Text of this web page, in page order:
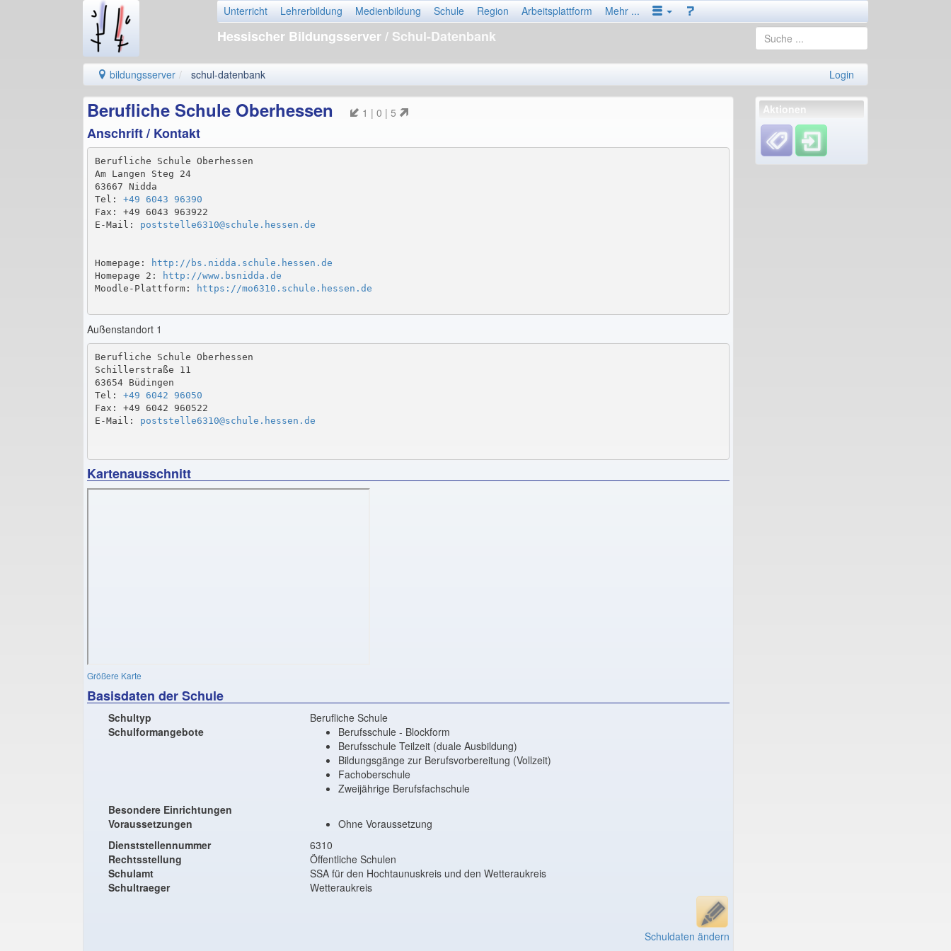
Unterricht Lehrerbildung Medienbildung Schule Region Arbeitsplattform Mehr ...
Hessischer Bildungsserver/ Schul-Datenbank
bildungsserver schul-datenbank Login
Berufliche Schule Oberhessen 1 | 0 | 5
Anschrift / Kontakt
Berufliche Schule Oberhessen
Am Langen Steg 24
63667 Nidda
Tel: +49 6043 96390
Fax: +49 6043 963922
E-Mail: poststelle6310@schule.hessen.de
Homepage:
http://bs.nidda.schule.hessen.de
Homepage 2:
http://www.bsnidda.de
Moodle-Plattform:
https://mo6310.schule.hessen.de
Außenstandort 1
Berufliche Schule Oberhessen
Schillerstraße 11
63654 Büdingen
Tel: +49 6042 96050
Fax: +49 6042 960522
E-Mail: poststelle6310@schule.hessen.de
Kartenausschnitt
Größere Karte
Basisdaten der Schule
Schultyp
Berufliche Schule
Schulformangebote
Berufsschule - Blockform
Berufsschule Teilzeit (duale Ausbildung)
Bildungsgänge zur Berufsvorbereitung (Vollzeit)
Fachoberschule
Zweijährige Berufsfachschule
Besondere Einrichtungen
Voraussetzungen
Ohne Voraussetzung
Dienststellennummer
6310
Rechtsstellung
Öffentliche Schulen
Schulamt
SSA für den Hochtaunuskreis und den Wetteraukreis
Schultraeger
Wetteraukreis
Schuldaten ändern
Aktionen